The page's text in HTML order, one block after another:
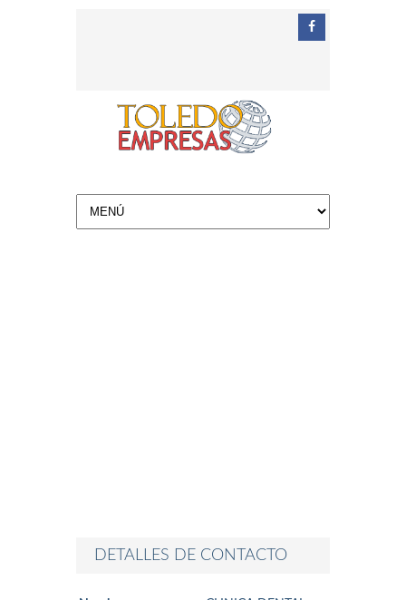
DETALLES DE CONTACTO